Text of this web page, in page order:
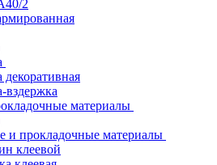
2
декоративная
вздержка
материалы
и прокладочные материалы
клеевой